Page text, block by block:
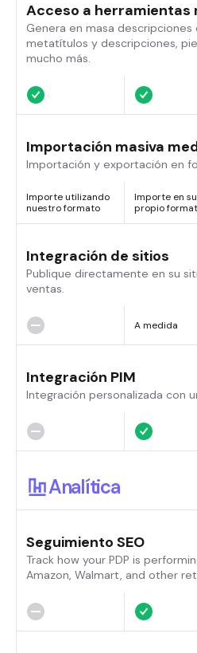
Acceso a herramientas
Genera en masa
metatítulos y descripciones,
mucho más.
Importación masiva
Importación y exportación en
Importe utilizando
nuestro formato
Importe en su
propio
Integración de sitios
Publique directamente en su
ventas.
A medida
Integración PIM
Integración personalizada con
Analítica
Seguimiento SEO
Track how your PDP is
Amazon, Walmart, and other